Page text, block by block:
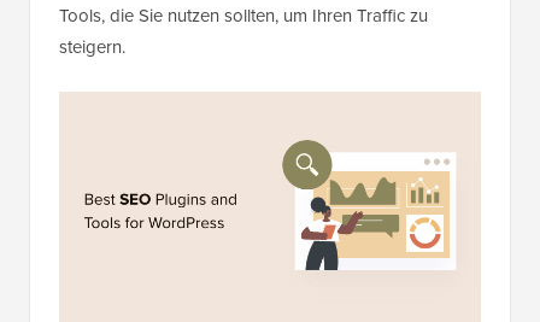
Tools, die Sie nutzen sollten, um Ihren Traffic zu
steigern.